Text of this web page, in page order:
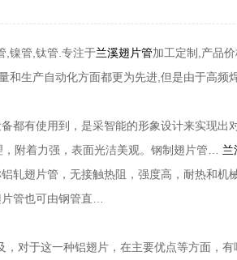
,镍管,钛管.专注于兰溪翅片管加工定制,产品
生产自动化方面都更为先进,但是由于高频
都有使用到，是采智能的形象设计来实现出
附着力强，表面光洁美观。钢制翅片管… 兰
轧翅片管，无接触热阻，强度高，耐热和机
管也可由钢管直…
对于这一种铝翅片，在主要优点等方面，